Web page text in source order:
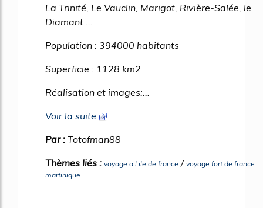
La Trinité, Le Vauclin, Marigot, Rivière-Salée, le
Diamant ...
Population : 394000 habitants
Superficie : 1128 km2
Réalisation et images:...
Voir la suite
Par : Totofman88
Thèmes liés : voyage a l ile de france / voyage fort de france
martinique